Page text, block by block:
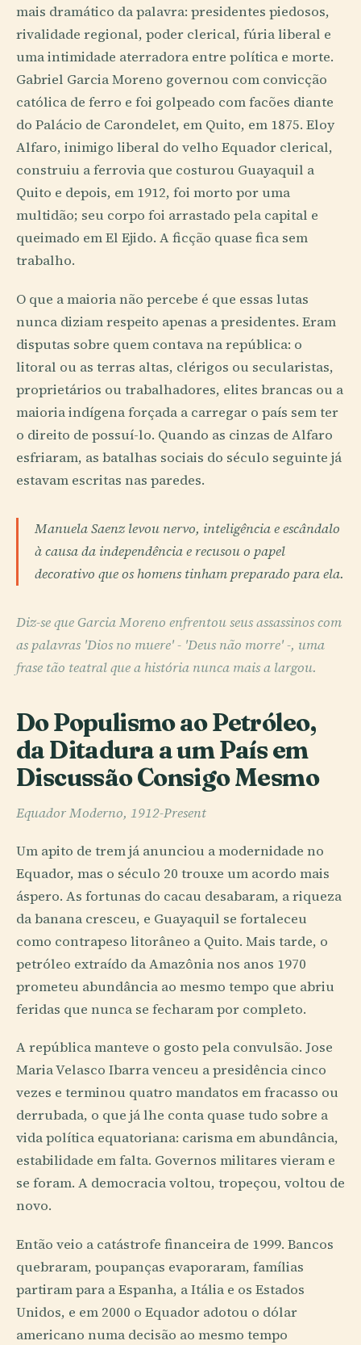
mais dramático da palavra: presidentes piedosos,
rivalidade regional, poder clerical, fúria liberal e
uma intimidade aterradora entre política e morte.
Gabriel Garcia Moreno governou com convicção
católica de ferro e foi golpeado com facões diante
do Palácio de Carondelet, em Quito, em 1875. Eloy
Alfaro, inimigo liberal do velho Equador clerical,
construiu a ferrovia que costurou Guayaquil a
Quito e depois, em 1912, foi morto por uma
multidão; seu corpo foi arrastado pela capital e
queimado em El Ejido. A ficção quase fica sem
trabalho.
O que a maioria não percebe é que essas lutas
nunca diziam respeito apenas a presidentes. Eram
disputas sobre quem contava na república: o
litoral ou as terras altas, clérigos ou secularistas,
proprietários ou trabalhadores, elites brancas ou a
maioria indígena forçada a carregar o país sem ter
o direito de possuí-lo. Quando as cinzas de Alfaro
esfriaram, as batalhas sociais do século seguinte já
estavam escritas nas paredes.
Manuela Saenz levou nervo, inteligência e escândalo
à causa da independência e recusou o papel
decorativo que os homens tinham preparado para ela.
Diz-se que Garcia Moreno enfrentou seus assassinos com
as palavras 'Dios no muere' - 'Deus não morre' -, uma
frase tão teatral que a história nunca mais a largou.
Do Populismo ao Petróleo,
da Ditadura a um País em
Discussão Consigo Mesmo
Equador Moderno, 1912-Present
Um apito de trem já anunciou a modernidade no
Equador, mas o século 20 trouxe um acordo mais
áspero. As fortunas do cacau desabaram, a riqueza
da banana cresceu, e Guayaquil se fortaleceu
como contrapeso litorâneo a Quito. Mais tarde, o
petróleo extraído da Amazônia nos anos 1970
prometeu abundância ao mesmo tempo que abriu
feridas que nunca se fecharam por completo.
A república manteve o gosto pela convulsão. Jose
Maria Velasco Ibarra venceu a presidência cinco
vezes e terminou quatro mandatos em fracasso ou
derrubada, o que já lhe conta quase tudo sobre a
vida política equatoriana: carisma em abundância,
estabilidade em falta. Governos militares vieram e
se foram. A democracia voltou, tropeçou, voltou de
novo.
Então veio a catástrofe financeira de 1999. Bancos
quebraram, poupanças evaporaram, famílias
partiram para a Espanha, a Itália e os Estados
Unidos, e em 2000 o Equador adotou o dólar
americano numa decisão ao mesmo tempo